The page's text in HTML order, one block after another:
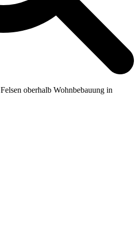
Felsen oberhalb Wohn­bebauung in